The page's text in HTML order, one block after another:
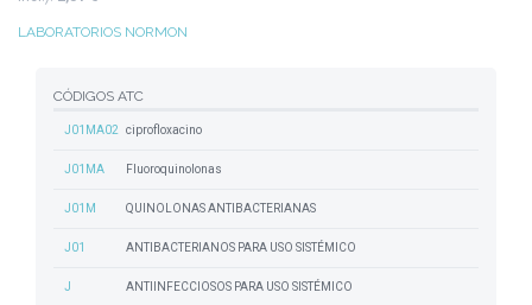
LABORATORIOS NORMON
CÓDIGOS ATC
J01MA02 ciprofloxacino
J01MA Fluoroquinolonas
J01M QUINOLONAS ANTIBACTERIANAS
J01 ANTIBACTERIANOS PARA USO SISTÉMICO
J ANTIINFECCIOSOS PARA USO SISTÉMICO